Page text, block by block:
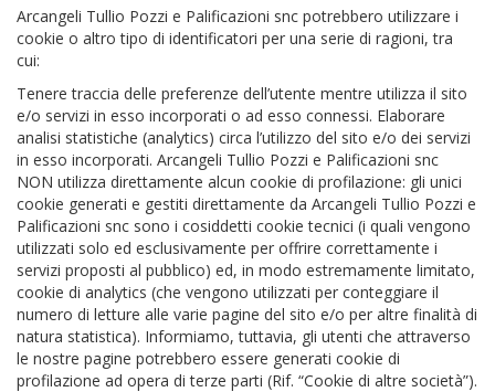
Arcangeli Tullio Pozzi e Palificazioni snc potrebbero utilizzare i
cookie o altro tipo di identificatori per una serie di ragioni, tra
cui:
Tenere traccia delle preferenze dell’utente mentre utilizza il sito
e/o servizi in esso incorporati o ad esso connessi. Elaborare
analisi statistiche (analytics) circa l’utilizzo del sito e/o dei servizi
in esso incorporati. Arcangeli Tullio Pozzi e Palificazioni snc
NON utilizza direttamente alcun cookie di profilazione: gli unici
cookie generati e gestiti direttamente da Arcangeli Tullio Pozzi e
Palificazioni snc sono i cosiddetti cookie tecnici (i quali vengono
utilizzati solo ed esclusivamente per offrire correttamente i
servizi proposti al pubblico) ed, in modo estremamente limitato,
cookie di analytics (che vengono utilizzati per conteggiare il
numero di letture alle varie pagine del sito e/o per altre finalità di
natura statistica). Informiamo, tuttavia, gli utenti che attraverso
le nostre pagine potrebbero essere generati cookie di
profilazione ad opera di terze parti (Rif. “Cookie di altre società”).